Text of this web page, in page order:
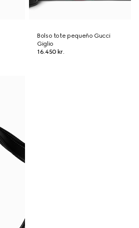
Bolso tote pequeño Gucci
Giglio
16.450 kr.